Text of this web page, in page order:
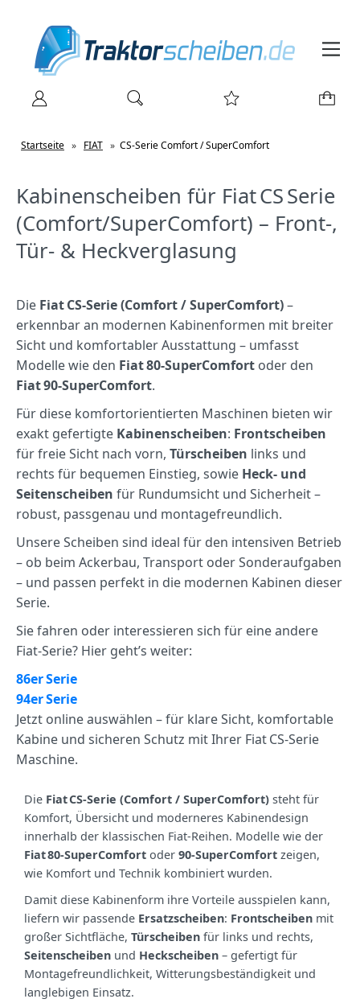
Startseite » FIAT » CS-Serie Comfort / SuperComfort
Kabinenscheiben für Fiat CS Serie
(Comfort/SuperComfort) – Front‑,
Tür‑ & Heckverglasung
Die Fiat CS‑Serie (Comfort / SuperComfort)–
erkennbar an modernen Kabinenformen mit breiter
Sicht und komfortabler Ausstattung – umfasst
Modelle wie den Fiat 80‑SuperComfort oder den
Fiat 90‑SuperComfort.
Für diese komfortorientierten Maschinen bieten wir
exakt gefertigte Kabinenscheiben: Frontscheiben
für freie Sicht nach vorn, Türscheiben links und
rechts für bequemen Einstieg, sowie Heck‑ und
Seitenscheiben für Rundumsicht und Sicherheit –
robust, passgenau und montagefreundlich.
Unsere Scheiben sind ideal für den intensiven Betrieb
– ob beim Ackerbau, Transport oder Sonderaufgaben
– und passen perfekt in die modernen Kabinen dieser
Serie.
Sie fahren oder interessieren sich für eine andere
Fiat‑Serie? Hier geht’s weiter:
86er Serie
94er Serie
Jetzt online auswählen – für klare Sicht, komfortable
Kabine und sicheren Schutz mit Ihrer Fiat CS‑Serie
Maschine.
Die Fiat CS‑Serie (Comfort / SuperComfort) steht für
Komfort, Übersicht und moderneres Kabinendesign
innerhalb der klassischen Fiat‑Reihen. Modelle wie der
Fiat 80‑SuperComfort oder 90‑SuperComfort zeigen,
wie Komfort und Technik kombiniert wurden.
Damit diese Kabinenform ihre Vorteile ausspielen kann,
liefern wir passende Ersatzscheiben: Frontscheiben mit
großer Sichtfläche, Türscheiben für links und rechts,
Seitenscheiben und Heckscheiben – gefertigt für
Montagefreundlichkeit, Witterungsbeständigkeit und
langlebigen Einsatz.